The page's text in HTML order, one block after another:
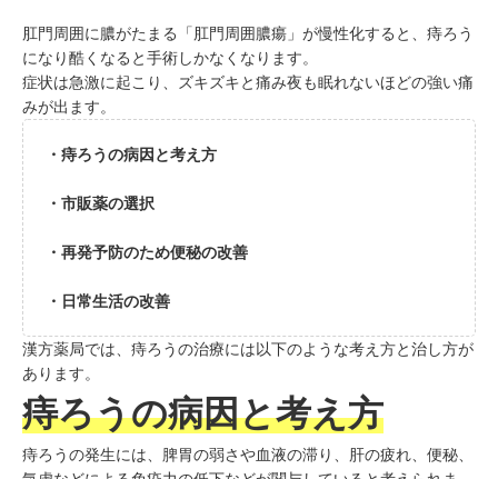
肛門周囲に膿がたまる「肛門周囲膿瘍」が慢性化すると、痔ろう
になり酷くなると手術しかなくなります。
症状は急激に起こり、ズキズキと痛み夜も眠れないほどの強い痛
みが出ます。
・痔ろうの病因と考え方
・市販薬の選択
・再発予防のため便秘の改善
・日常生活の改善
漢方薬局では、痔ろうの治療には以下のような考え方と治し方が
あります。
痔ろうの病因と考え方
痔ろうの発生には、脾胃の弱さや血液の滞り、肝の疲れ、便秘、